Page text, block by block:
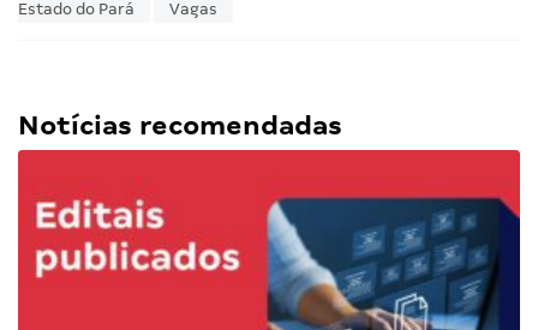
Estado do Pará
Vagas
Notícias recomendadas